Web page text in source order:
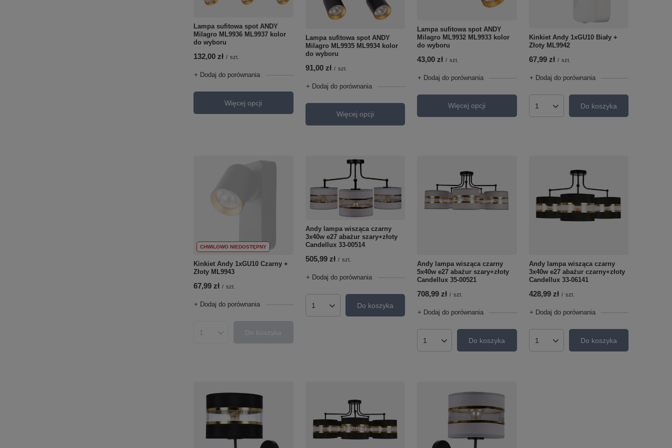
Lampa sufitowa spot ANDY
Milagro ML9936 ML9937 kolor
do wyboru
132,00 zł / szt.
+ Dodaj do porównania
Więcej opcji
Lampa sufitowa spot ANDY
Milagro ML9935 ML9934 kolor
do wyboru
91,00 zł / szt.
+ Dodaj do porównania
Więcej opcji
Lampa sufitowa spot ANDY
Milagro ML9932 ML9933 kolor
do wyboru
43,00 zł / szt.
+ Dodaj do porównania
Więcej opcji
Kinkiet Andy 1xGU10 Biały +
Złoty ML9942
67,99 zł / szt.
+ Dodaj do porównania
Ilość produktówDo koszyka
CHWILOWO NIEDOSTĘPNY
Kinkiet Andy 1xGU10 Czarny +
Złoty ML9943
67,99 zł / szt.
+ Dodaj do porównania
Ilość produktówDo koszyka
Andy lampa wisząca czarny
3x40w e27 abażur szary+złoty
Candellux 33-00514
505,99 zł / szt.
+ Dodaj do porównania
Ilość produktówDo koszyka
Andy lampa wisząca czarny
5x40w e27 abażur szary+złoty
Candellux 35-00521
708,99 zł / szt.
+ Dodaj do porównania
Ilość produktówDo koszyka
Andy lampa wisząca czarny
3x40w e27 abażur czarny+złoty
Candellux 33-06141
428,99 zł / szt.
+ Dodaj do porównania
Ilość produktówDo koszyka